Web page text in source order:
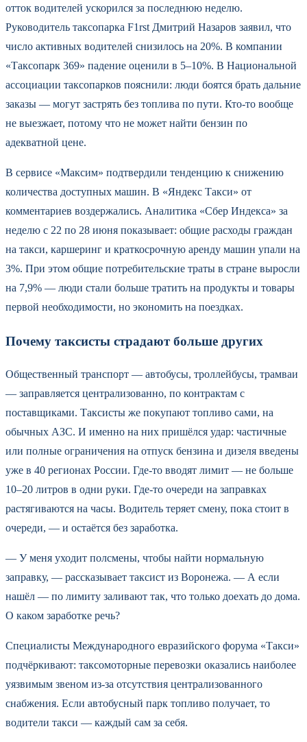
отток водителей ускорился за последнюю неделю.
Руководитель таксопарка F1rst Дмитрий Назаров заявил, что
число активных водителей снизилось на 20%. В компании
«Таксопарк 369» падение оценили в 5–10%. В Национальной
ассоциации таксопарков пояснили: люди боятся брать дальние
заказы — могут застрять без топлива по пути. Кто-то вообще
не выезжает, потому что не может найти бензин по
адекватной цене.
В сервисе «Максим» подтвердили тенденцию к снижению
количества доступных машин. В «Яндекс Такси» от
комментариев воздержались. Аналитика «Сбер Индекса» за
неделю с 22 по 28 июня показывает: общие расходы граждан
на такси, каршеринг и краткосрочную аренду машин упали на
3%. При этом общие потребительские траты в стране выросли
на 7,9% — люди стали больше тратить на продукты и товары
первой необходимости, но экономить на поездках.
Почему таксисты страдают больше других
Общественный транспорт — автобусы, троллейбусы, трамваи
— заправляется централизованно, по контрактам с
поставщиками. Таксисты же покупают топливо сами, на
обычных АЗС. И именно на них пришёлся удар: частичные
или полные ограничения на отпуск бензина и дизеля введены
уже в 40 регионах России. Где‑то вводят лимит — не больше
10–20 литров в одни руки. Где‑то очереди на заправках
растягиваются на часы. Водитель теряет смену, пока стоит в
очереди, — и остаётся без заработка.
— У меня уходит полсмены, чтобы найти нормальную
заправку, — рассказывает таксист из Воронежа. — А если
нашёл — по лимиту заливают так, что только доехать до дома.
О каком заработке речь?
Специалисты Международного евразийского форума «Такси»
подчёркивают: таксомоторные перевозки оказались наиболее
уязвимым звеном из‑за отсутствия централизованного
снабжения. Если автобусный парк топливо получает, то
водители такси — каждый сам за себя.